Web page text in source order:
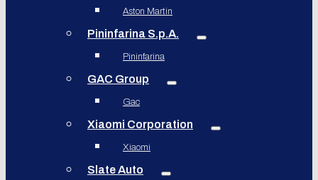
Aston Martin
Pininfarina S.p.A.
Pininfarina
GAC Group
Gac
Xiaomi Corporation
Xiaomi
Slate Auto